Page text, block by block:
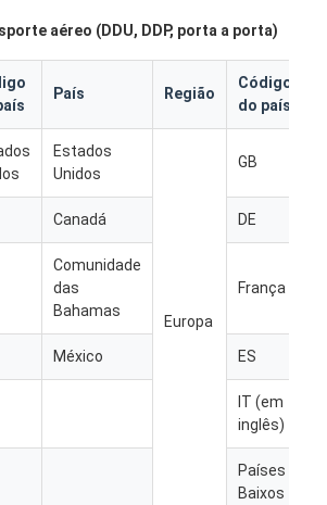
aéreo (DDU, DDP, porta a porta)
País Região
Código
do país
Estados
Unidos
Europa
GB
Canadá DE
Comunidade
das
Bahamas
França
México ES
IT (em
inglês)
Países
Baixos